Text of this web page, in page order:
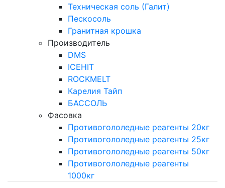
Техническая соль (Галит)
Пескосоль
Гранитная крошка
Производитель
DMS
ICEHIT
ROCKMELT
Карелия Тайп
БАССОЛЬ
Фасовка
Противогололедные реагенты 20кг
Противогололедные реагенты 25кг
Противогололедные реагенты 50кг
Противогололедные реагенты
1000кг